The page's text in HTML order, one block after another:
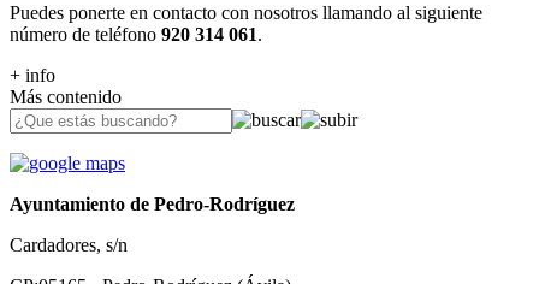
Puedes ponerte en contacto con nosotros llamando al siguiente
número de teléfono 920 314 061.
+ info
Más contenido
Ayuntamiento de Pedro-Rodríguez
Cardadores, s/n